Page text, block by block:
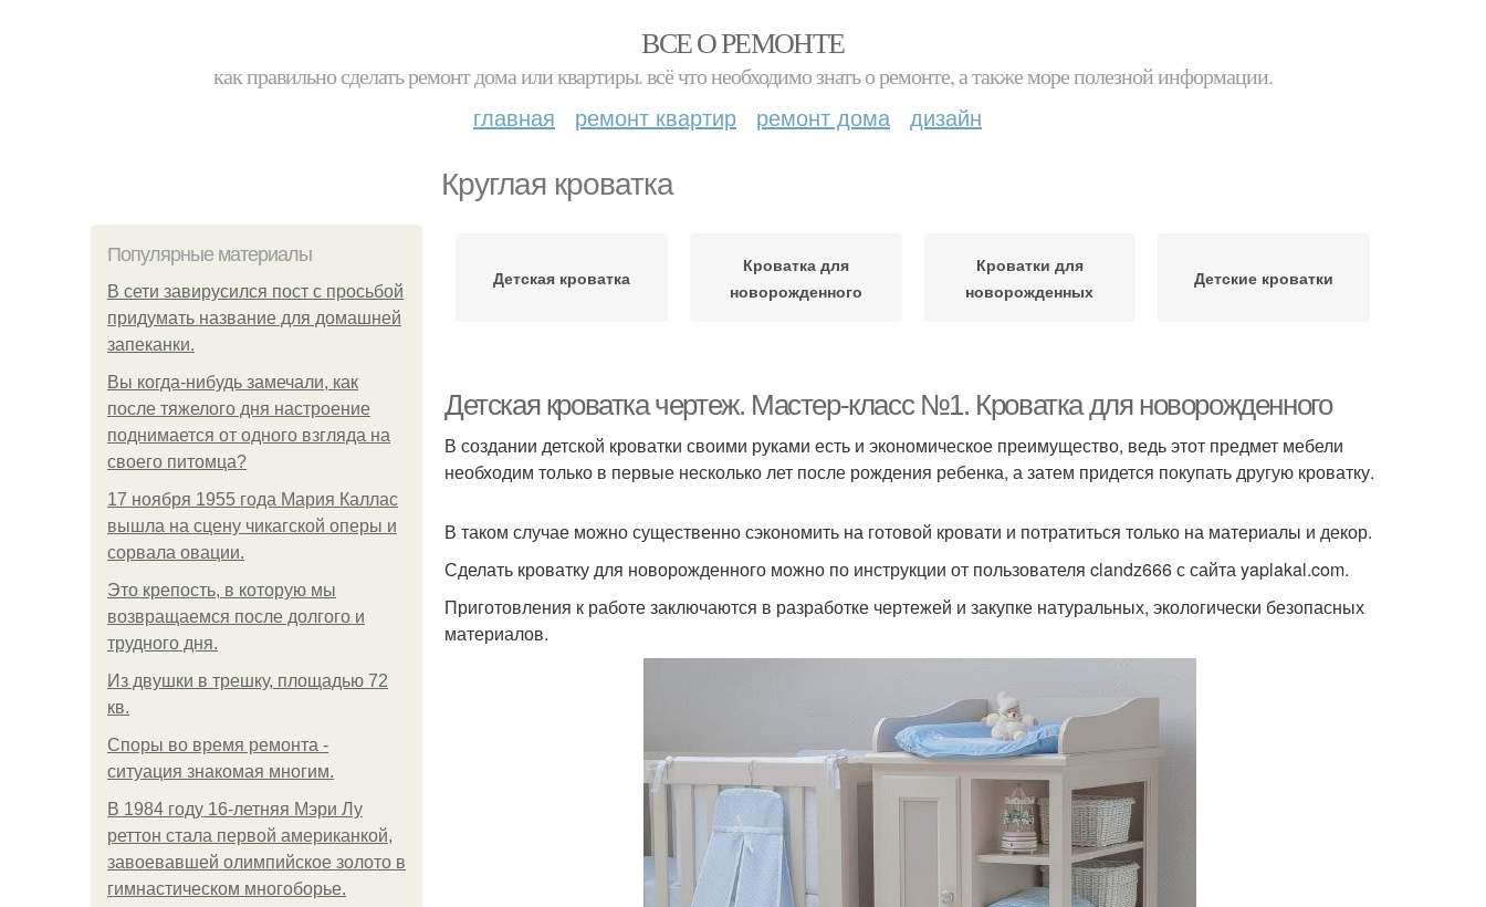
ВСЕ О РЕМОНТЕ
как правильно сделать ремонт дома или квартиры. всё что необходимо знать о ремонте, а также море полезной информации.
главная ремонт квартир ремонт дома дизайн
Круглая кроватка
Популярные материалы
В сети завирусился пост с просьбой
придумать название для домашней
запеканки.
Вы когда-нибудь замечали, как
после тяжелого дня настроение
поднимается от одного взгляда на
своего питомца?
17 ноября 1955 года Мария Каллас
вышла на сцену чикагской оперы и
сорвала овации.
Это крепость, в которую мы
возвращаемся после долгого и
трудного дня.
Из двушки в трешку, площадью 72
кв.
Споры во время ремонта -
ситуация знакомая многим.
В 1984 году 16-летняя Мэри Лу
реттон стала первой американкой,
завоевавшей олимпийское золото в
гимнастическом многоборье.
Детская кроватка
Кроватка для
новорожденного
Кроватки для
новорожденных
Детские кроватки
Детская кроватка чертеж. Мастер-класс №1. Кроватка для новорожденного
В создании детской кроватки своими руками есть и экономическое преимущество, ведь этот предмет мебели
необходим только в первые несколько лет после рождения ребенка, а затем придется покупать другую кроватку.
В таком случае можно существенно сэкономить на готовой кровати и потратиться только на материалы и декор.
Сделать кроватку для новорожденного можно по инструкции от пользователя clandz666 с сайта yaplakal.com.
Приготовления к работе заключаются в разработке чертежей и закупке натуральных, экологически безопасных
материалов.